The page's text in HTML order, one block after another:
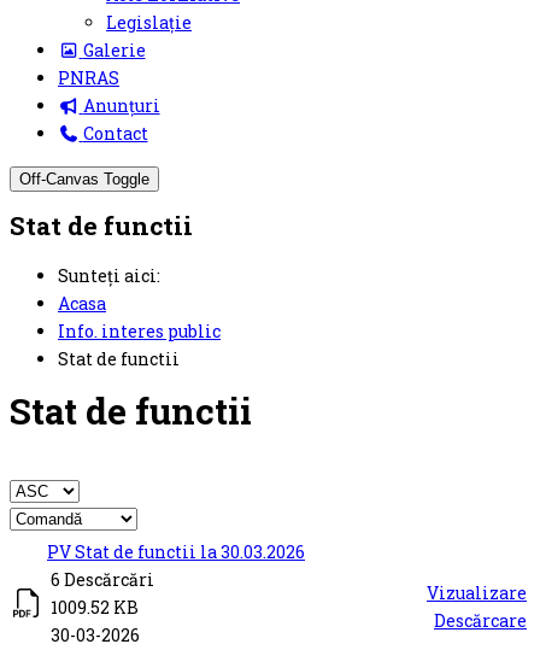
Legislație
Galerie
PNRAS
Anunțuri
Contact
Off-Canvas Toggle
Stat de functii
Sunteți aici:
Acasa
Info. interes public
Stat de functii
Stat de functii
Titlu
Descărcare
PV Stat de functii la 30.03.2026
6 Descărcări
1009.52 KB
30-03-2026
Vizualizare
Descărcare